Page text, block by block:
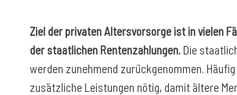
Ziel der privaten Altersvorsorge ist in vielen
der staatlichen Rentenzahlungen.Die
werden zunehmend zurückgenommen.
zusätzliche Leistungen nötig, damit ältere